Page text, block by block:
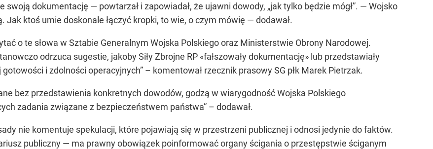
swoją dokumentację — powtarzał i zapowiadał, że ujawni dowody, „jak tylko będzie mógł”. — Wojsko
Jak ktoś umie doskonale łączyć kropki, to wie, o czym mówię — dodawał.
o te słowa w Sztabie Generalnym Wojska Polskiego oraz Ministerstwie Obrony Narodowej.
odrzuca sugestie, jakoby Siły Zbrojne RP «fałszowały dokumentację» lub przedstawiały
i zdolności operacyjnych” – komentował rzecznik prasowy SG płk Marek Pietrzak.
bez przedstawienia konkretnych dowodów, godzą w wiarygodność Wojska Polskiego
zadania związane z bezpieczeństwem państwa” – dodawał.
nie komentuje spekulacji, które pojawiają się w przestrzeni publicznej i odnosi jedynie do faktów.
publiczny — ma prawny obowiązek poinformować organy ścigania o przestępstwie ściganym